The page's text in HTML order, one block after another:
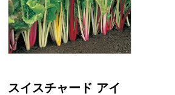
スイスチャード アイ